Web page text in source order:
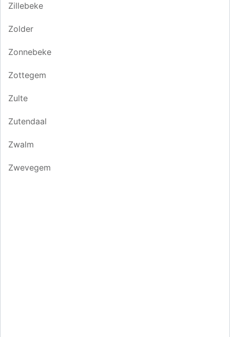
Zillebeke
Zolder
Zonnebeke
Zottegem
Zulte
Zutendaal
Zwalm
Zwevegem